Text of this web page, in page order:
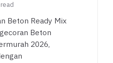
Beton Ready Mix
Beton
2026,